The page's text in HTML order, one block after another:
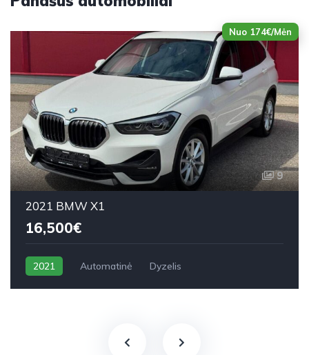
Nuo 174€/Mėn
9
2021 BMW X1
16,500€
2021 Automatinė Dyzelis